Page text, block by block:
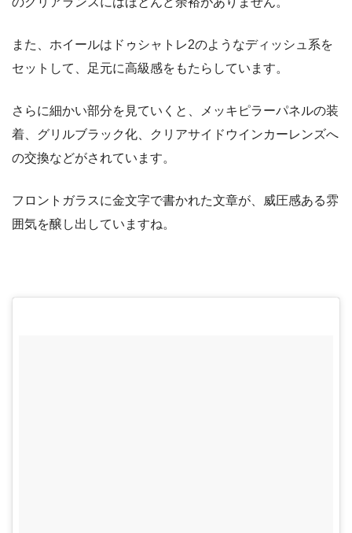
また、ホイールはドゥシャトレ2のようなディッシュ系を
セットして、足元に高級感をもたらしています。
さらに細かい部分を見ていくと、メッキピラーパネルの装
着、グリルブラック化、クリアサイドウインカーレンズへ
の交換などがされています。
フロントガラスに金文字で書かれた文章が、威圧感ある雰
囲気を醸し出していますね。